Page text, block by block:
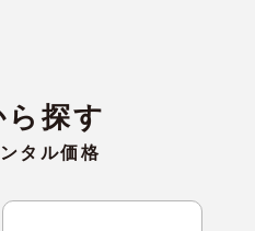
ら探す
タル価格